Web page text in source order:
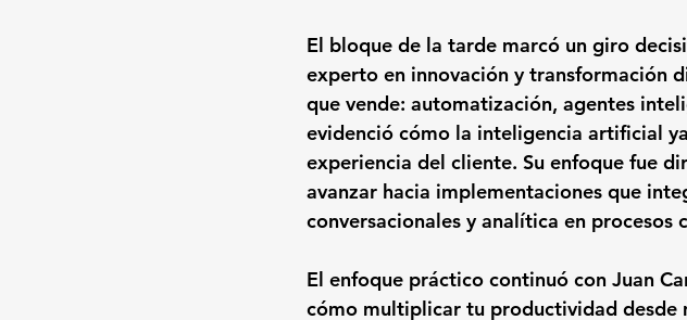
El bloque de la tarde marcó un giro
experto en innovación y transformación
que vende: automatización, agentes
evidenció cómo la inteligencia artificial
experiencia del cliente. Su enfoque fue
avanzar hacia implementaciones que
conversacionales y analítica en procesos
El enfoque práctico continuó con Juan
cómo multiplicar tu productividad desde